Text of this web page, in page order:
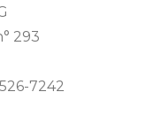
293
7242